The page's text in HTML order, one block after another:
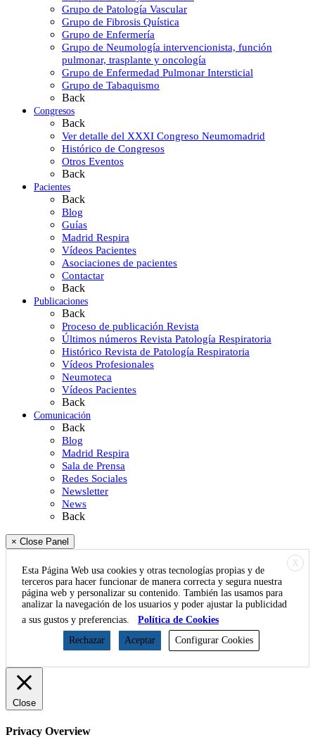
Grupo de Patología Vascular
Grupo de Fibrosis Quística
Grupo de Enfermería
Grupo de Neumología intervencionista, función
pulmonar, trasplante y oncología
Grupo de Enfermedad Pulmonar Intersticial
Grupo de Tabaquismo
Back
Congresos
Back
Ver detalle del XXXI Congreso Neumomadrid
Histórico de Congresos
Otros Eventos
Back
Pacientes
Back
Blog
Guías
Madrid Respira
Vídeos Pacientes
Asociaciones de pacientes
Contactar
Back
Publicaciones
Back
Proceso de publicación Revista
Últimos números Revista Patología Respiratoria
Histórico Revista de Patología Respiratoria
Vídeos Profesionales
Neumoteca
Vídeos Pacientes
Back
Comunicación
Back
Blog
Madrid Respira
Sala de Prensa
Redes Sociales
Newsletter
News
Back
× Close Panel
X
Esta Página Web usa cookies y otras tecnologías propias y de
terceros para hacer funcionar de manera correcta y segura nuestra
página web y personalizar su contenido. También las usamos para
analizar la navegación de los usuarios y poder ajustar la publicidad
a sus gustos y preferencias.
Política de Cookies
Rechazar
Aceptar Configurar Cookies
Close
Privacy Overview